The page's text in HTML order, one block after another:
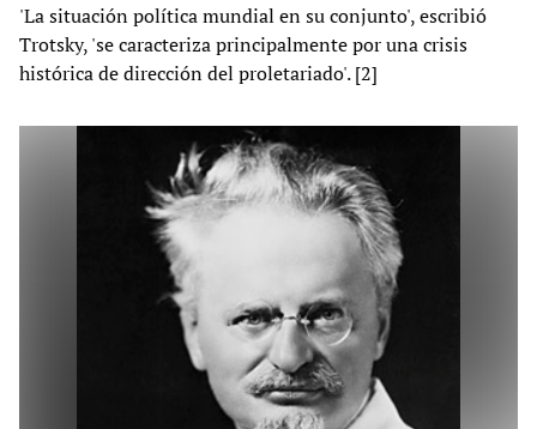
'La situación política mundial en su conjunto', escribió
Trotsky, 'se caracteriza principalmente por una crisis
histórica de dirección del proletariado'. [2]